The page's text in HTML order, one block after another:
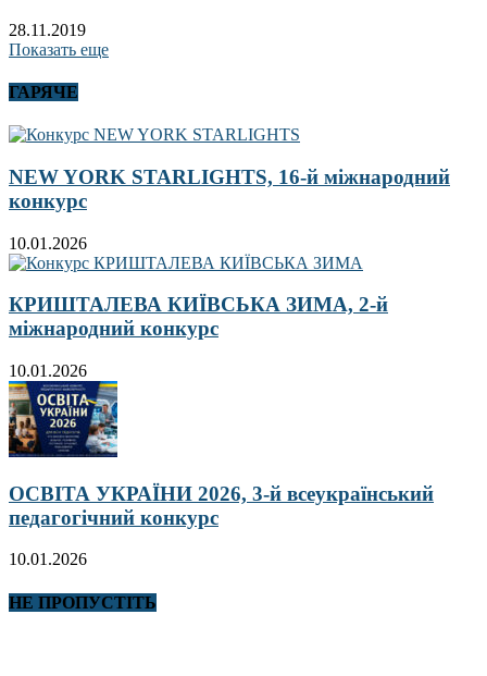
28.11.2019
Показать еще
ГАРЯЧЕ
NEW YORK STARLIGHTS, 16-й міжнародний
конкурс
10.01.2026
КРИШТАЛЕВА КИЇВСЬКА ЗИМА, 2-й
міжнародний конкурс
10.01.2026
ОСВІТА УКРАЇНИ 2026, 3-й всеукраїнський
педагогічний конкурс
10.01.2026
НЕ ПРОПУСТІТЬ